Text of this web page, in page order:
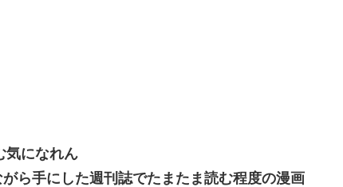
になれん
ら手にした週刊誌でたまたま読む程度の漫画